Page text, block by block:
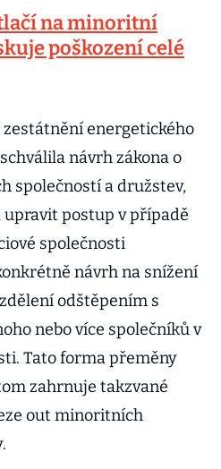
na minoritní
poškození celé
energetického
návrh zákona o
společností a družstev,
postup v případě
společnosti
návrh na snížení
odštěpením s
nebo více společníků v
Tato forma přeměny
zahrnuje takzvané
out minoritních